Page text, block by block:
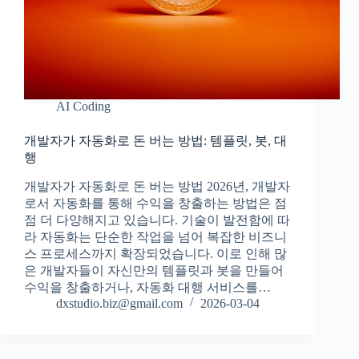
AI Coding
개발자가 자동화로 돈 버는 방법: 템플릿, 봇, 대
행
개발자가 자동화로 돈 버는 방법 2026년, 개발자
로서 자동화를 통해 수익을 창출하는 방법은 점
점 더 다양해지고 있습니다. 기술이 발전함에 따
라 자동화는 단순한 작업을 넘어 복잡한 비즈니
스 프로세스까지 확장되었습니다. 이로 인해 많
은 개발자들이 자신만의 템플릿과 봇을 만들어
수익을 창출하거나, 자동화 대행 서비스를…
dxstudio.biz@gmail.com
2026-03-04